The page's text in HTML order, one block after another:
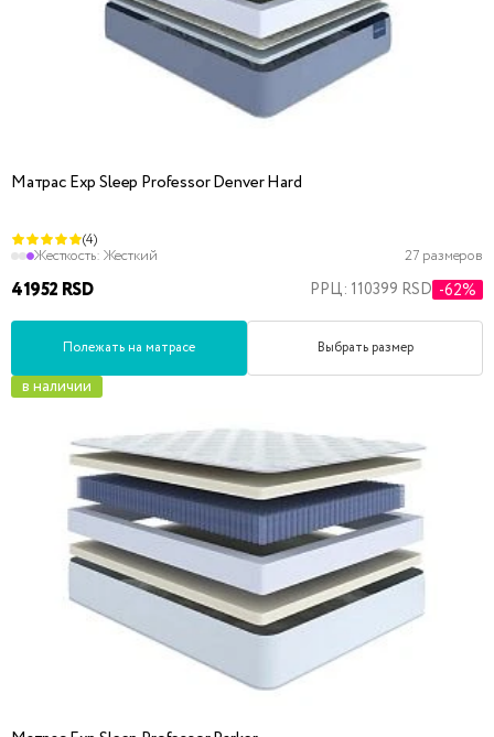
Матрас Exp Sleep Professor Denver Hard
(4)
Жесткость: Жесткий 27 размеров
41952 RSD РРЦ: 110399 RSD -62%
Полежать на матрасе Выбрать размер
в наличии